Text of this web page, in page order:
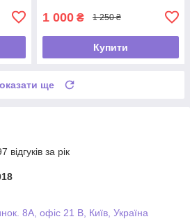
1 000 ₴ 1 250 ₴
Купити
ще
за рік
8А, офіс 21 В, Київ, Україна